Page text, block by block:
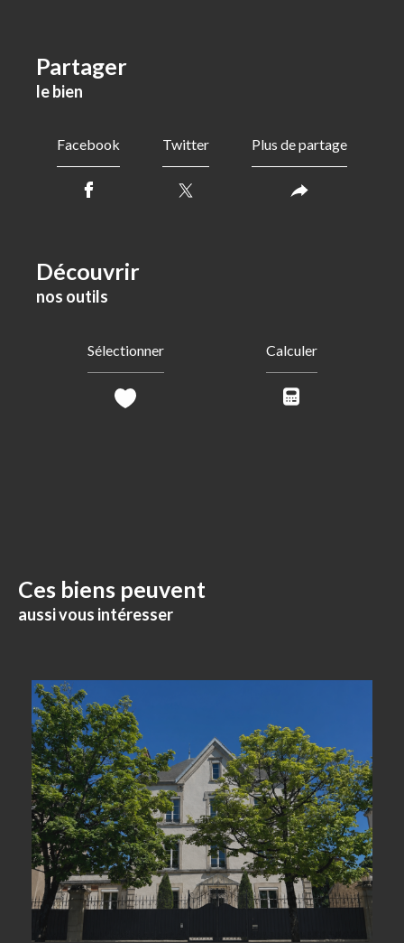
partager
le bien
Facebook Twitter Plus de partage
découvrir
nos outils
Sélectionner Calculer
Ces biens peuvent
aussi vous intéresser